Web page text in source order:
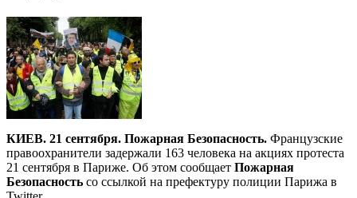
КИЕВ. 21 сентября. Пожарная Безопасность. Французские
правоохранители задержали 163 человека на акциях протеста
21 сентября в Париже. Об этом сообщает Пожарная
Безопасность со ссылкой на префектуру полиции Парижа в